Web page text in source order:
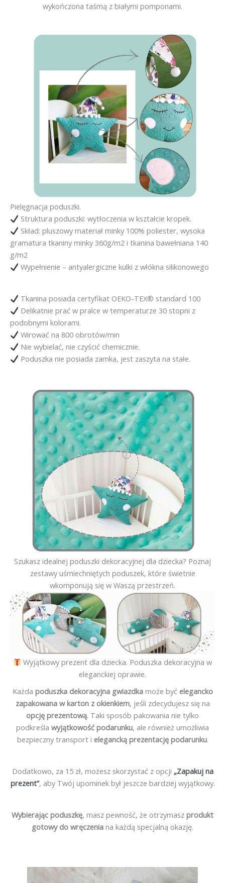
wykończona taśmą z białymi pomponami.
Pielęgnacja poduszki.
Struktura poduszki: wytłoczenia w kształcie kropek.
Skład: pluszowy materiał minky 100% poliester, wysoka
gramatura tkaniny minky 360g/m2 i tkanina bawełniana 140
g/m2
Wypełnienie – antyalergiczne kulki z włókna silikonowego
Tkanina posiada certyfikat OEKO-TEX® standard 100
Delikatnie prać w pralce w temperaturze 30 stopni z
podobnymi kolorami.
Wirować na 800 obrotów/min
Nie wybielać, nie czyścić chemicznie.
Poduszka nie posiada zamka, jest zaszyta na stałe.
Szukasz idealnej poduszki dekoracyjnej dla dziecka? Poznaj
zestawy uśmiechniętych poduszek, które świetnie
wkomponują się w Waszą przestrzeń.
Wyjątkowy prezent dla dziecka. Poduszka dekoracyjna w
eleganckiej oprawie.
Każda poduszka dekoracyjna gwiazdkamoże być elegancko
zapakowana w karton z okienkiem, jeśli zdecydujesz się na
opcję prezentową. Taki sposób pakowania nie tylko
podkreśla wyjątkowość podarunku, ale również umożliwia
bezpieczny transport i elegancką prezentację podarunku.
Dodatkowo, za 15 zł, możesz skorzystać z opcji „Zapakuj na
prezent”, aby Twój upominek był jeszcze bardziej wyjątkowy.
Wybierając poduszkę, masz pewność, że otrzymasz produkt
gotowy do wręczenia na każdą specjalną okazję.